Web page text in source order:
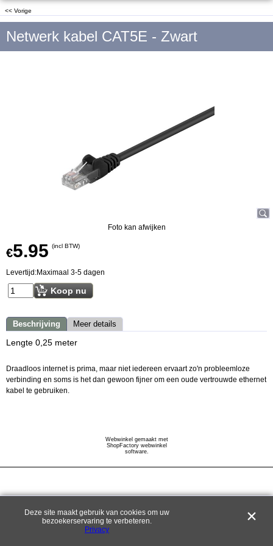
<< Vorige
Netwerk kabel CAT5E - Zwart
Foto kan afwijken
€5.95 (incl BTW)
Levertijd:Maximaal 3-5 dagen
Koop nu
Beschrijving Meer details
Lengte 0,25 meter
Draadloos internet is prima, maar niet iedereen ervaart zo'n probleemloze
verbinding en soms is het dan gewoon fijner om een oude vertrouwde ethernet
kabel te gebruiken.
Webwinkel gemaakt met
ShopFactory webwinkel
software.
Deze site maakt gebruik van cookies om uw
bezoekerservaring te verbeteren.
Privacy